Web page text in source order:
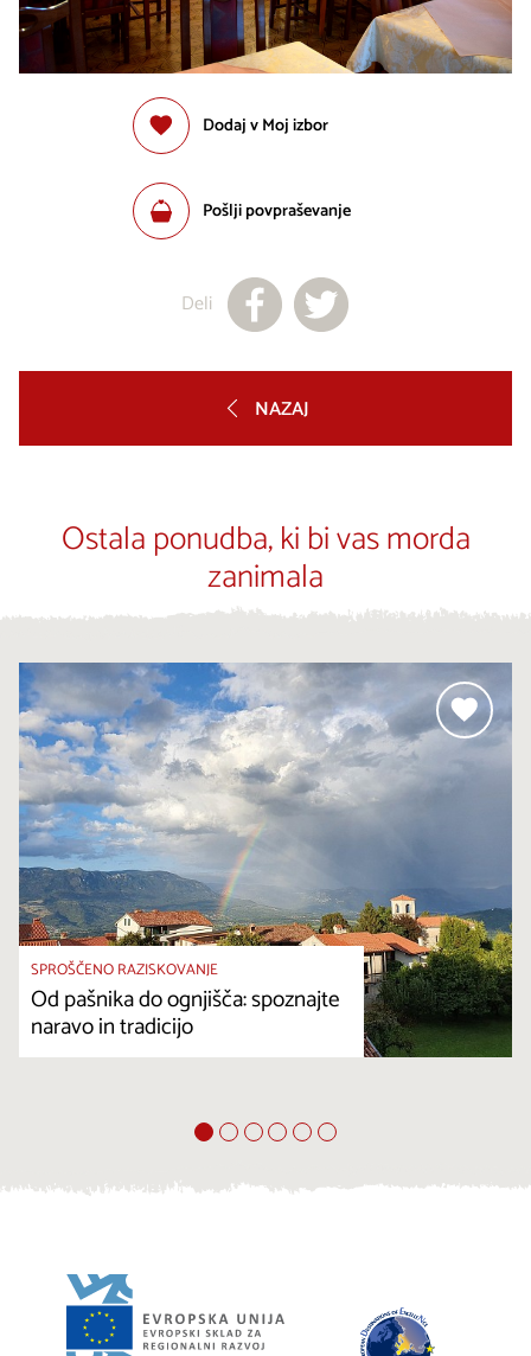
Dodaj v Moj izbor
Pošlji povpraševanje
Deli
NAZAJ
Ostala ponudba, ki bi vas morda
zanimala
SPROŠČENO RAZISKOVANJE
Od pašnika do ognjišča: spoznajte
naravo in tradicijo